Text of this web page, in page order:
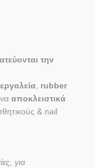
την
εργαλεία rubber
αποκλειστικά
& nail
για